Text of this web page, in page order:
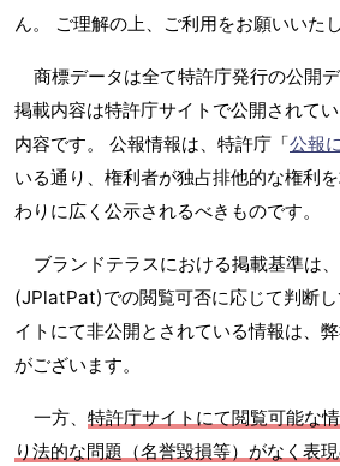
ん。 ご理解の上、ご利用をお願いいたし
商標データは全て特許庁発行の公開
掲載内容は特許庁サイトで公開されて
内容です。 公報情報は、特許庁「公報
いる通り、権利者が独占排他的な権利
わりに広く公示されるべきものです。
ブランドテラスにおける掲載基準は
(JPlatPat)での閲覧可否に応じて判断
イトにて非公開とされている情報は、
がございます。
一方、 特許庁サイトにて閲覧可能な
り法的な問題（名誉毀損等）がなく表